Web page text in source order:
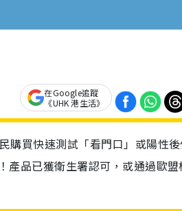
在Google追蹤
《UHK 港生活》
購買快速測試「看門口」或陽性
產品已獲衛生署認可，或通過歐盟